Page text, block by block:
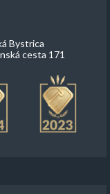
Bystrica
cesta 171